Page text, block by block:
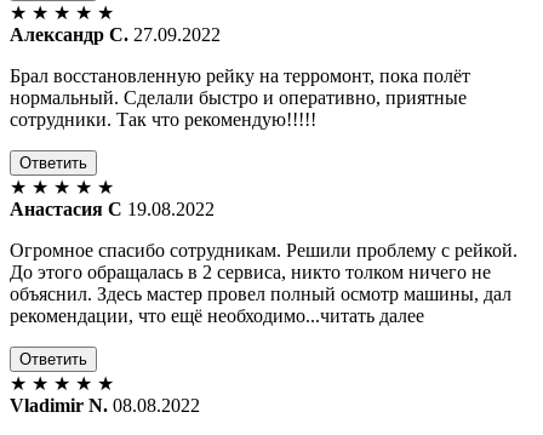
★ ★ ★ ★ ★
Александр С. 27.09.2022
Брал восстановленную рейку на терромонт, пока полёт
нормальный. Сделали быстро и оперативно, приятные
сотрудники. Так что рекомендую!!!!!
Ответить
★ ★ ★ ★ ★
Анастасия С 19.08.2022
Огромное спасибо сотрудникам. Решили проблему с рейкой.
До этого обращалась в 2 сервиса, никто толком ничего не
объяснил. Здесь мастер провел полный осмотр машины, дал
рекомендации, что ещё необходимо...читать далее
Ответить
★ ★ ★ ★ ★
Vladimir N. 08.08.2022